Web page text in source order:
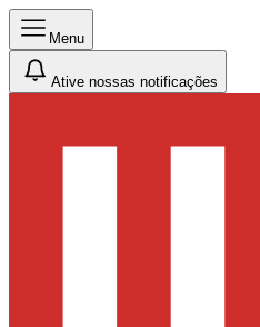
Menu
Ative nossas notificações